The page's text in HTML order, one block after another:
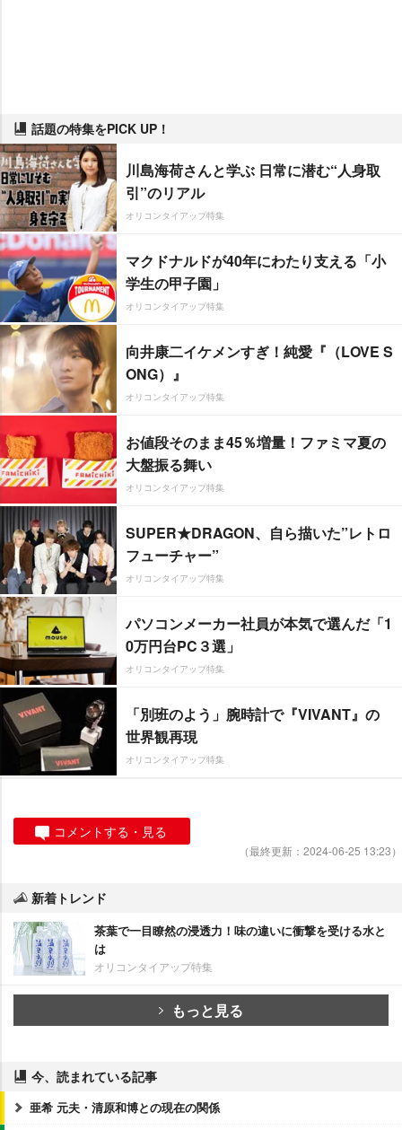
話題の特集をPICK UP！
川島海荷さんと学ぶ 日常に潜む“人身取
引”のリアル
オリコンタイアップ特集
マクドナルドが40年にわたり支える「小
学生の甲子園」
オリコンタイアップ特集
向井康二イケメンすぎ！純愛『（LOVE S
ONG）』
オリコンタイアップ特集
お値段そのまま45％増量！ファミマ夏の
大盤振る舞い
オリコンタイアップ特集
SUPER★DRAGON、自ら描いた”レトロ
フューチャー”
オリコンタイアップ特集
パソコンメーカー社員が本気で選んだ「1
0万円台PC３選」
オリコンタイアップ特集
「別班のよう」腕時計で『VIVANT』の
世界観再現
オリコンタイアップ特集
コメントする・見る
（最終更新：2024-06-25 13:23）
新着トレンド
茶葉で一目瞭然の浸透力！味の違いに衝撃を受ける水と
は
オリコンタイアップ特集
もっと見る
今、読まれている記事
亜希 元夫・清原和博との現在の関係